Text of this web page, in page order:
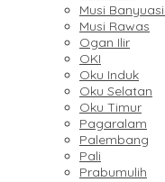
Musi
Musi Rawas
Ogan Ilir
OKI
Oku Induk
Oku Selatan
Oku Timur
Pagaralam
Palembang
Pali
Prabumulih